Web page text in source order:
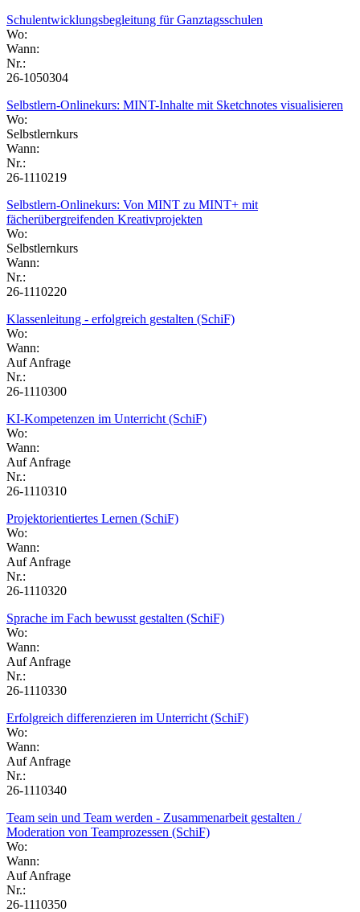
Schulentwicklungsbegleitung für Ganztagsschulen
Wo:
Wann:
Nr.:
26-1050304
Selbstlern-Onlinekurs: MINT-Inhalte mit Sketchnotes visualisieren
Wo:
Selbstlernkurs
Wann:
Nr.:
26-1110219
Selbstlern-Onlinekurs: Von MINT zu MINT+ mit
fächerübergreifenden Kreativprojekten
Wo:
Selbstlernkurs
Wann:
Nr.:
26-1110220
Klassenleitung - erfolgreich gestalten (SchiF)
Wo:
Wann:
Auf Anfrage
Nr.:
26-1110300
KI-Kompetenzen im Unterricht (SchiF)
Wo:
Wann:
Auf Anfrage
Nr.:
26-1110310
Projektorientiertes Lernen (SchiF)
Wo:
Wann:
Auf Anfrage
Nr.:
26-1110320
Sprache im Fach bewusst gestalten (SchiF)
Wo:
Wann:
Auf Anfrage
Nr.:
26-1110330
Erfolgreich differenzieren im Unterricht (SchiF)
Wo:
Wann:
Auf Anfrage
Nr.:
26-1110340
Team sein und Team werden - Zusammenarbeit gestalten /
Moderation von Teamprozessen (SchiF)
Wo:
Wann:
Auf Anfrage
Nr.:
26-1110350